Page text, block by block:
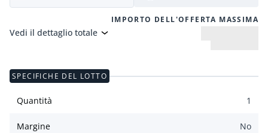
IMPORTO DELL'OFFERTA MASSIMA
Vedi il dettaglio totale
SPECIFICHE DEL LOTTO
Quantità 1
Margine No